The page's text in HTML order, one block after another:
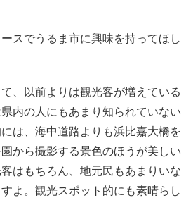
スでうるま市に興味を持ってほし
て、以前よりは観光客が増えている
内の人にもあまり知られていない
は、海中道路よりも浜比嘉大橋を
から撮影する景色のほうが美しい
はもちろん、地元民もあまりいな
よ。観光スポット的にも素晴らし